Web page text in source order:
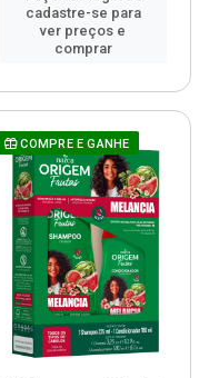
cadastre-se para
ver preços e
comprar
COMPRE E GANHE